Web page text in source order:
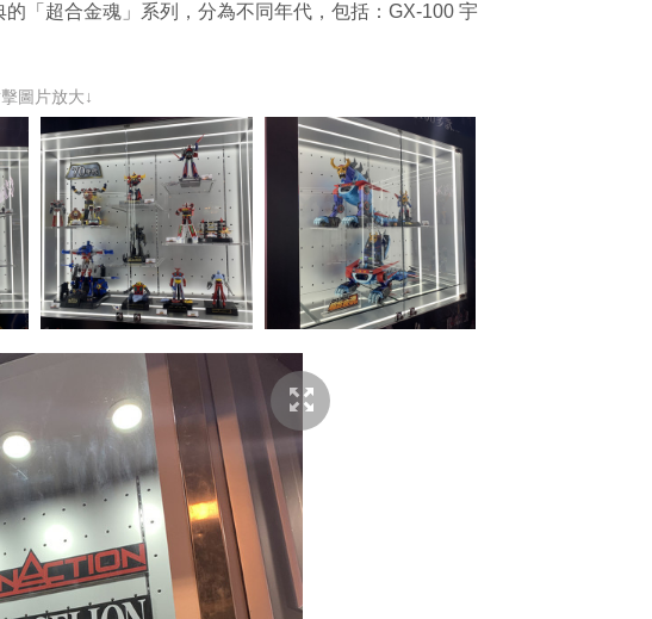
「超合金魂」系列，分為不同年代，包括：GX-100 宇
圖片放大↓